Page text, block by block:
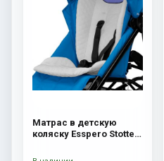
Матрас в детскую
коляску Esspero Stotte